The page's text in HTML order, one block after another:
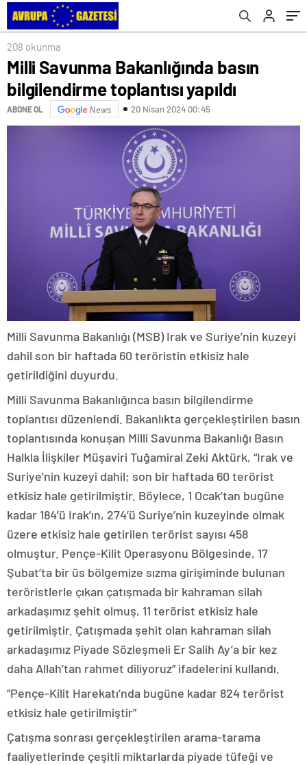
208 okunma
Milli Savunma Bakanlığında basın
bilgilendirme toplantısı yapıldı
ABONE OL News 20 Nisan 2024 00:45
Milli Savunma Bakanlığı (MSB) Irak ve Suriye’nin kuzeyi
dahil son bir haftada 60 teröristin etkisiz hale
getirildiğini duyurdu.
Milli Savunma Bakanlığınca basın bilgilendirme
toplantısı düzenlendi. Bakanlıkta gerçekleştirilen basın
toplantısında konuşan Milli Savunma Bakanlığı Basın
Halkla İlişkiler Müşaviri Tuğamiral Zeki Aktürk, “Irak ve
Suriye’nin kuzeyi dahil; son bir haftada 60 terörist
etkisiz hale getirilmiştir. Böylece, 1 Ocak’tan bugüne
kadar 184’ü Irak’ın, 274’ü Suriye’nin kuzeyinde olmak
üzere etkisiz hale getirilen terörist sayısı 458
olmuştur. Pençe-Kilit Operasyonu Bölgesinde, 17
Şubat’ta bir üs bölgemize sızma girişiminde bulunan
teröristlerle çıkan çatışmada bir kahraman silah
arkadaşımız şehit olmuş, 11 terörist etkisiz hale
getirilmiştir. Çatışmada şehit olan kahraman silah
arkadaşımız Piyade Sözleşmeli Er Salih Ay’a bir kez
daha Allah’tan rahmet diliyoruz” ifadelerini kullandı.
“Pençe-Kilit Harekatı’nda bugüne kadar 824 terörist
etkisiz hale getirilmiştir”
Çatışma sonrası gerçekleştirilen arama-tarama
faaliyetlerinde çeşitli miktarlarda piyade tüfeği ve